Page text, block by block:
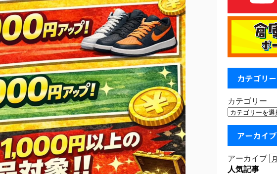
カテゴリー
カテゴリー
アーカイブ
アーカイブ
人気記事